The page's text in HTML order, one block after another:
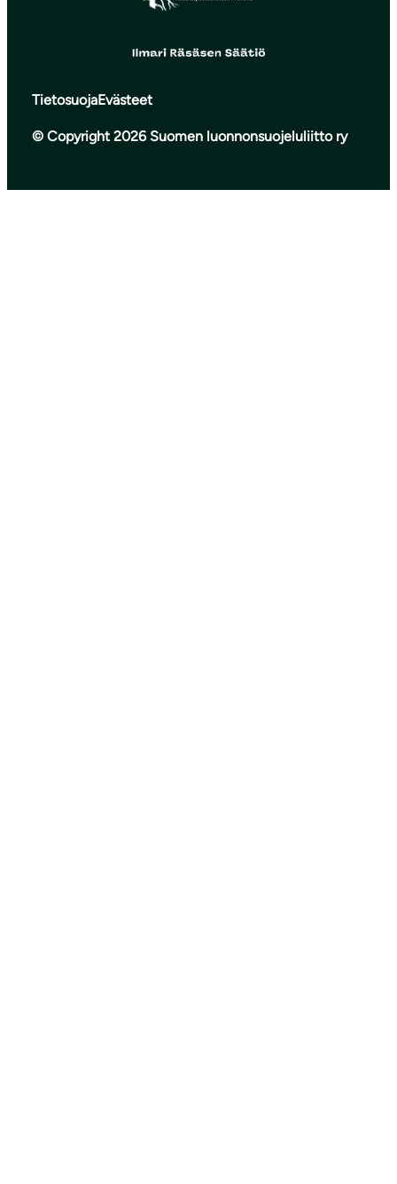
TietosuojaEvästeet
© Copyright 2026 Suomen luonnonsuojeluliitto ry